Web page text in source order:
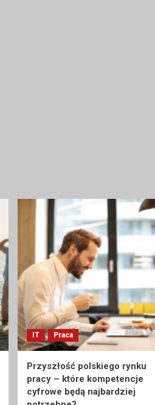
IT Praca
Przyszłość polskiego rynku
pracy – które kompetencje
cyfrowe będą najbardziej